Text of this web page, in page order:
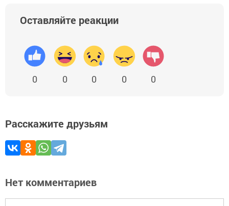
Оставляйте реакции
0 0 0 0 0
Расскажите друзьям
Нет комментариев